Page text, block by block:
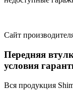
Сайт
Передняя
условия
Вся продукция